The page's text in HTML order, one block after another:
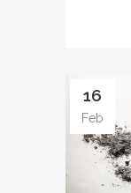
16
Feb